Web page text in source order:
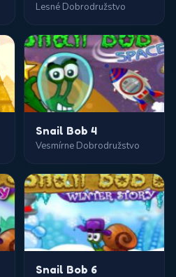
Lesné Dobrodružstvo
Snail Bob 4
Vesmírne Dobrodružstvo
Snail Bob 6